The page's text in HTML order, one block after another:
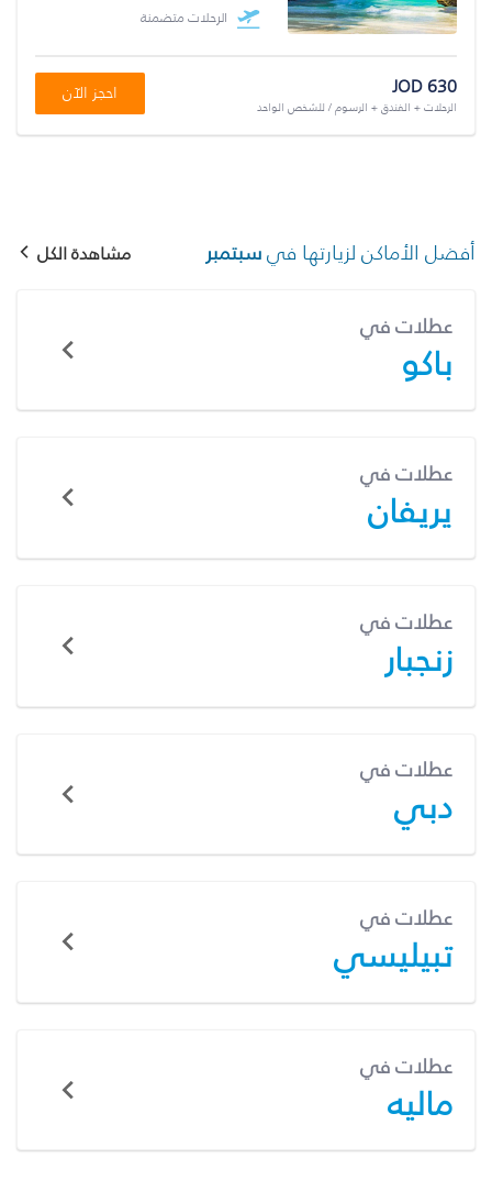
الرحلات متضمنة
JOD 630
الرحلات + الفندق + الرسوم / للشخص الواحد
احجز الآن
أفضل الأماكن لزيارتها فيسبتمبر مشاهدة الكل
عطلات في
باكو
عطلات في
يريفان
عطلات في
زنجبار
عطلات في
دبي
عطلات في
تبيليسي
عطلات في
ماليه